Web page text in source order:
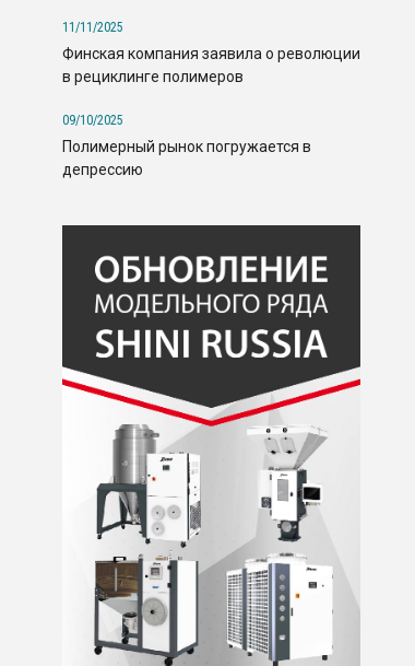
11/11/2025
Финская компания заявила о революции
в рециклинге полимеров
09/10/2025
Полимерный рынок погружается в
депрессию